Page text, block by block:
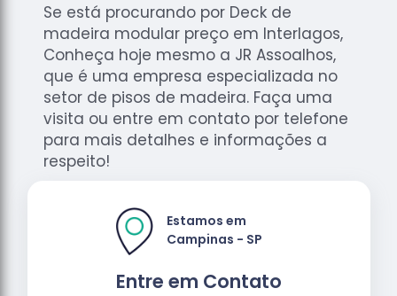
Tacos de
Madeiras
Se está procurando por Deck de
madeira modular preço em Interlagos,
Conheça hoje mesmo a JR Assoalhos,
que é uma empresa especializada no
setor de pisos de madeira. Faça uma
visita ou entre em contato por telefone
para mais detalhes e informações a
respeito!
Entre em Contato
Estamos em
Campinas - SP